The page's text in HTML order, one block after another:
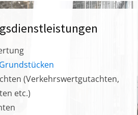
(Verkehrswertgutachten,
etc.)